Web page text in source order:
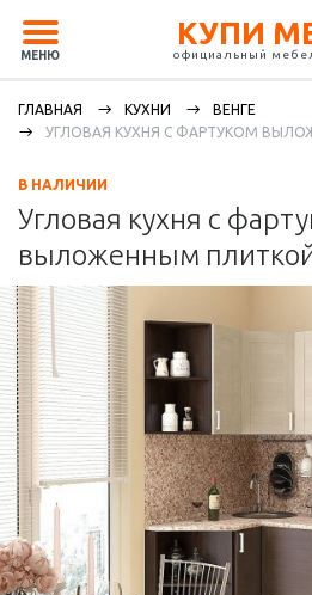
МЕНЮ
КУПИ
официальный
ГЛАВНАЯ КУХНИ
ВЕНГЕ
УГЛОВАЯ КУХНЯ С ФАРТУКОМ
В НАЛИЧИИ
Угловая кухня с
выложенным